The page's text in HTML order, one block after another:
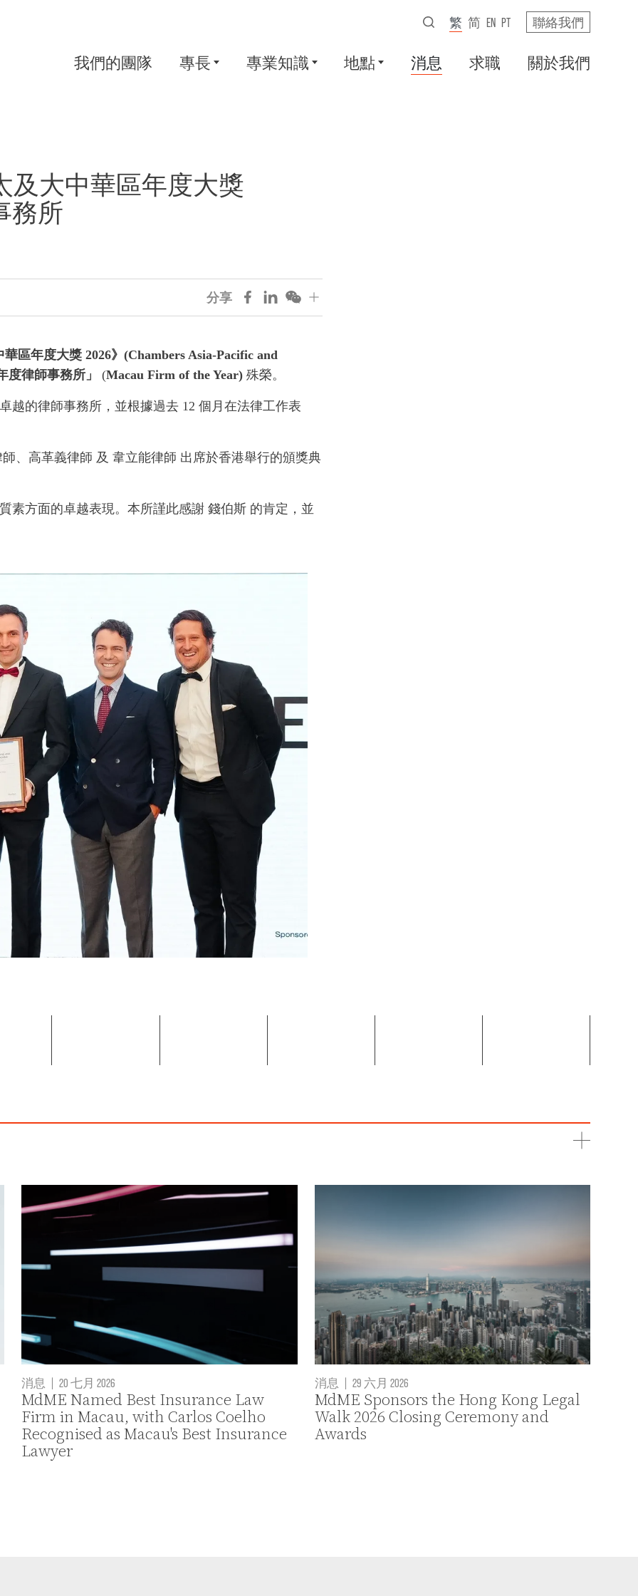
我們的團隊 專長 專業知識 地點 消息 求職 關於我們
繁 简 EN PT 聯絡我們
及大中華區年度大獎
務所
分享
區年度大獎 2026》(Chambers Asia-Pacific and
度律師事務所」
(Macau Firm of the Year)殊榮。
越的律師事務所，並根據過去 12 個月在法律工作表
、高革義律師 及 韋立能律師 出席於香港舉行的頒獎典
素方面的卓越表現。本所謹此感謝 錢伯斯 的肯定，並
消息 | 20 七月 2026
MdME Named Best Insurance Law
Firm in Macau, with Carlos Coelho
Recognised as Macau's Best Insurance
Lawyer
消息 | 29 六月 2026
MdME Sponsors the Hong Kong Legal
Walk 2026 Closing Ceremony and
Awards